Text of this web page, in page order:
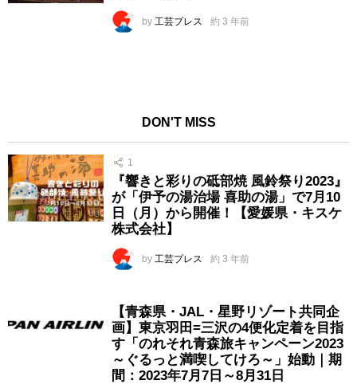
by 工芸プレス 約 3 年前
DON'T MISS
1
『響きと彩りの砥部焼 風鈴祭り2023』
が「伊予の湯治場 喜助の湯」で7月10
日（月）から開催！【愛媛県・キスケ
株式会社】
by 工芸プレス 約 3 年前
【青森県・JAL・星野リゾート共同企
画】東京羽田=三沢の4便化定着を目指
す「のれそれ青森旅キャンペーン2023
～ぐるっと満喫してけろ～」始動｜期
間：2023年7月7日～8月31日